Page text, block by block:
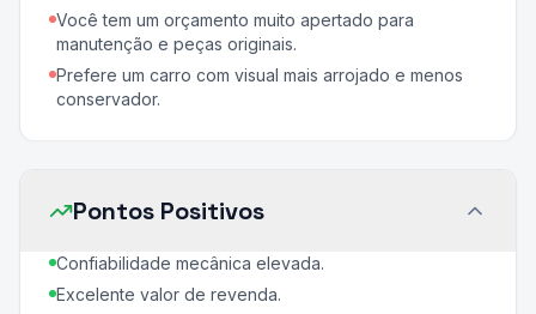
Você tem um orçamento muito apertado para
manutenção e peças originais.
Prefere um carro com visual mais arrojado e menos
conservador.
Pontos Positivos
Confiabilidade mecânica elevada.
Excelente valor de revenda.